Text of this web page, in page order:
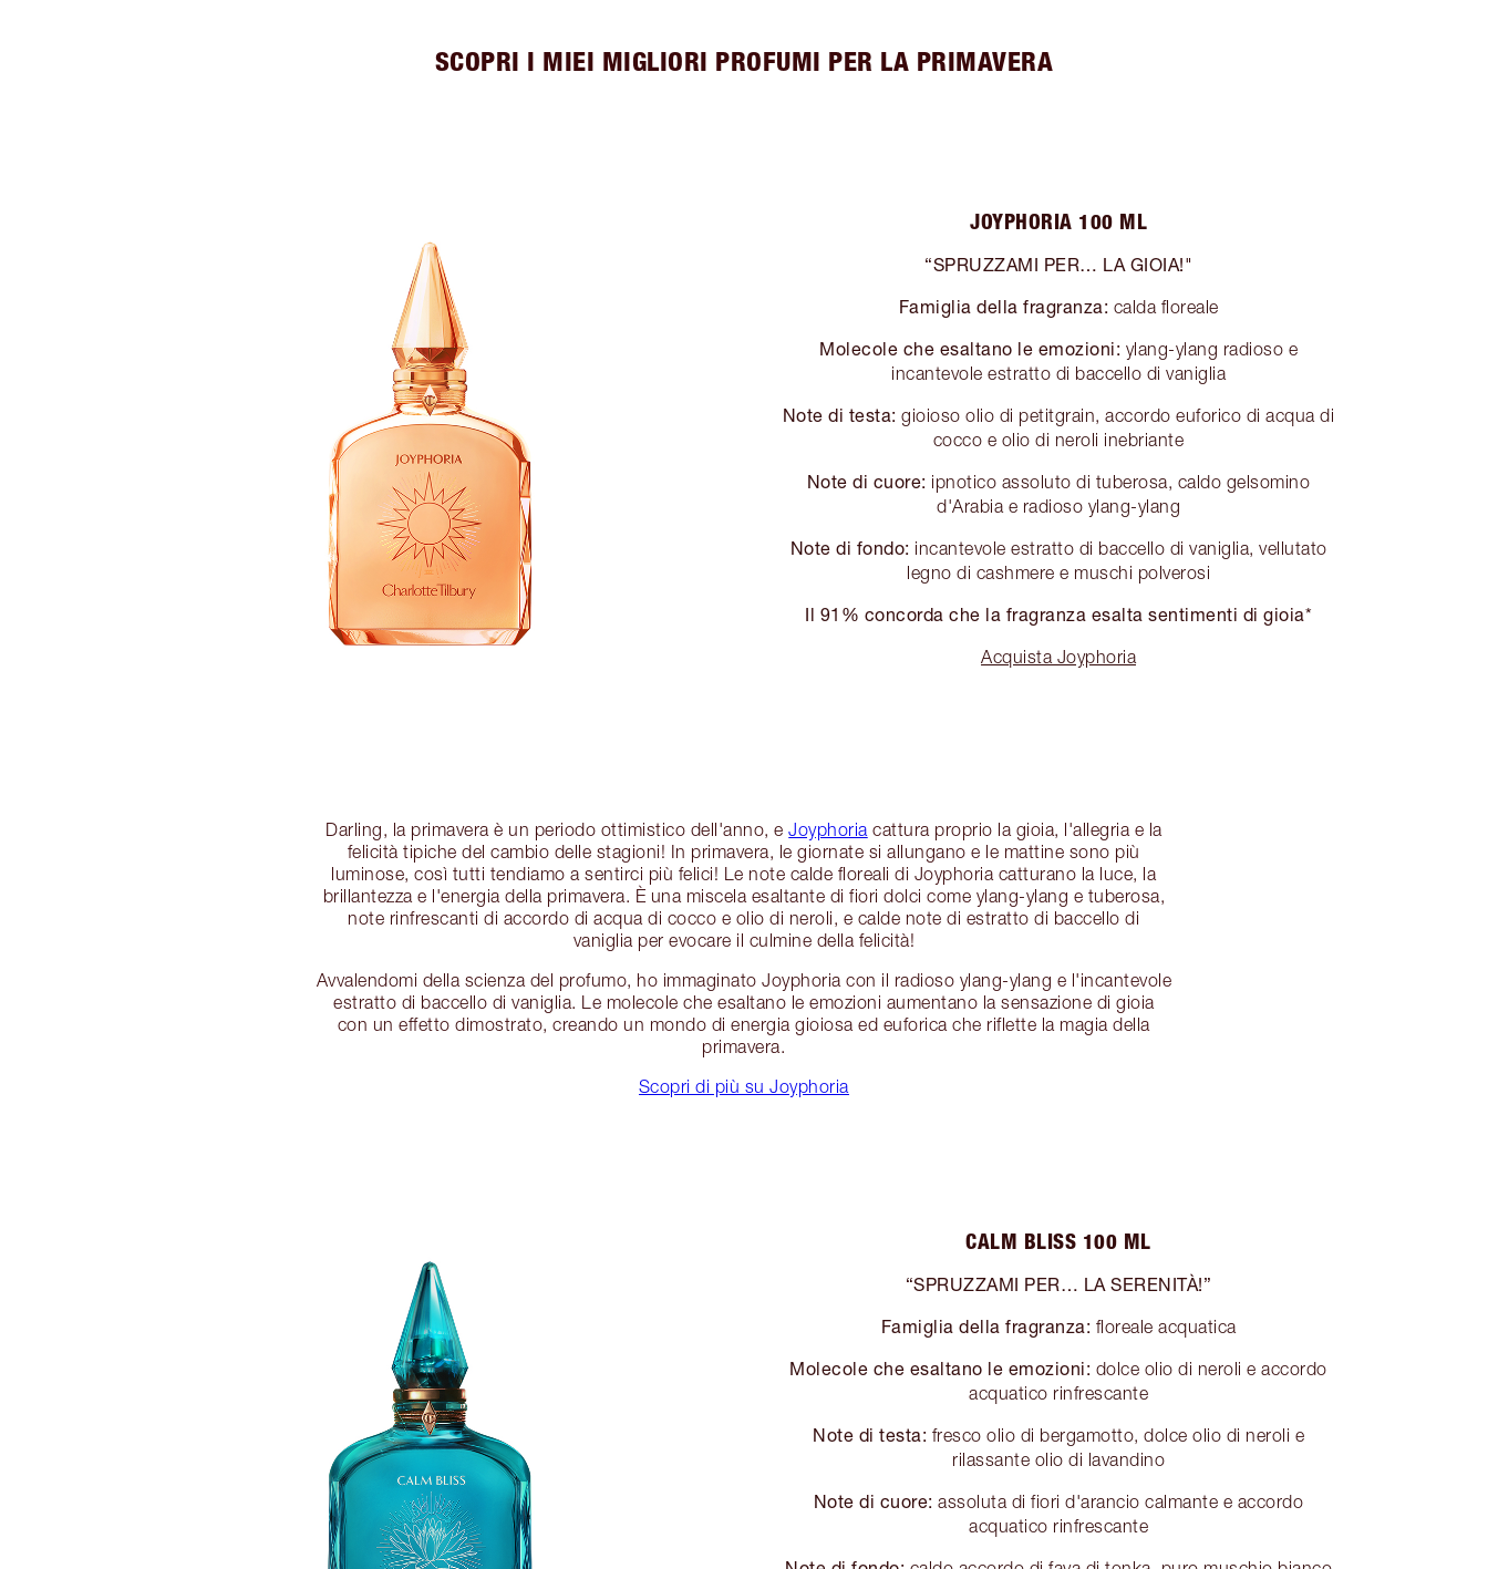
SCOPRI I MIEI MIGLIORI PROFUMI PER LA PRIMAVERA
JOYPHORIA 100 ML
“SPRUZZAMI PER… LA GIOIA!"
Famiglia della fragranza: calda floreale
Molecole che esaltano le emozioni: ylang-ylang radioso e
incantevole estratto di baccello di vaniglia
Note di testa: gioioso olio di petitgrain, accordo euforico di acqua di
cocco e olio di neroli inebriante
Note di cuore: ipnotico assoluto di tuberosa, caldo gelsomino
d'Arabia e radioso ylang-ylang
Note di fondo: incantevole estratto di baccello di vaniglia, vellutato
legno di cashmere e muschi polverosi
Il 91% concorda che la fragranza esalta sentimenti di gioia*
Acquista Joyphoria
Darling, la primavera è un periodo ottimistico dell'anno, eJoyphoria cattura proprio la gioia, l'allegria e la
felicità tipiche del cambio delle stagioni! In primavera, le giornate si allungano e le mattine sono più
luminose, così tutti tendiamo a sentirci più felici! Le note calde floreali di Joyphoria catturano la luce, la
brillantezza e l'energia della primavera. È una miscela esaltante di fiori dolci come ylang-ylang e tuberosa,
note rinfrescanti di accordo di acqua di cocco e olio di neroli, e calde note di estratto di baccello di
vaniglia per evocare il culmine della felicità!
Avvalendomi della scienza del profumo, ho immaginato Joyphoria con il radioso ylang-ylang e l'incantevole
estratto di baccello di vaniglia. Le molecole che esaltano le emozioni aumentano la sensazione di gioia
con un effetto dimostrato, creando un mondo di energia gioiosa ed euforica che riflette la magia della
primavera.
Scopri di più su Joyphoria
CALM BLISS 100 ML
“SPRUZZAMI PER… LA SERENITÀ!”
Famiglia della fragranza: floreale acquatica
Molecole che esaltano le emozioni: dolce olio di neroli e accordo
acquatico rinfrescante
Note di testa: fresco olio di bergamotto, dolce olio di neroli e
rilassante olio di lavandino
Note di cuore: assoluta di fiori d'arancio calmante e accordo
acquatico rinfrescante